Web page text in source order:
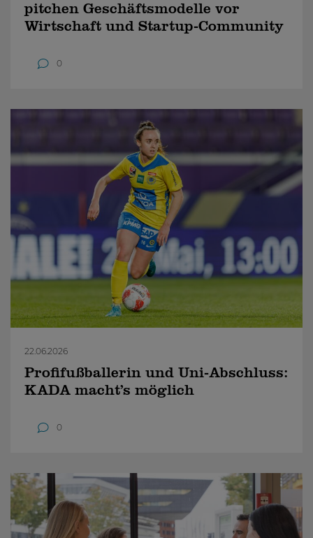
pitchen Geschäftsmodelle vor
Wirtschaft und Startup-Community
0
22.06.2026
Profifußballerin und Uni-Abschluss:
KADA macht’s möglich
0